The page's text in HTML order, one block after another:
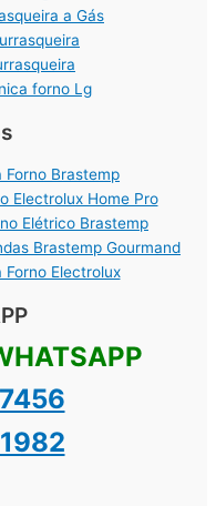
a Gás
forno Lg
Forno Brastemp
Electrolux Home Pro
Elétrico Brastemp
Brastemp Gourmand
Electrolux